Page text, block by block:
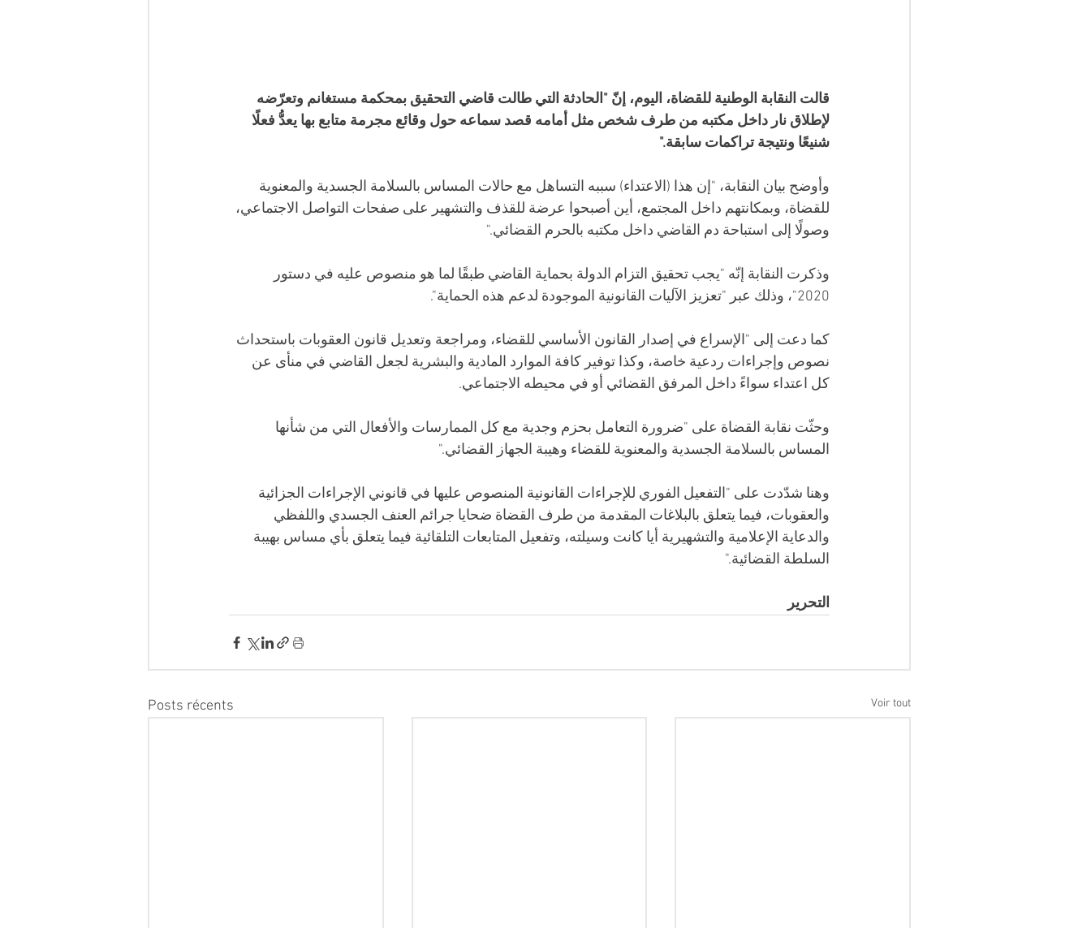
قالت النقابة الوطنية للقضاة، اليوم، إنّ "الحادثة التي طالت قاضي التحقيق بمحكمة مستغانم وتعرّضه
لإطلاق نار داخل مكتبه من طرف شخص مثل أمامه قصد سماعه حول وقائع مجرمة متابع بها يعدُّ فعلًا
شنيعًا ونتيجة تراكمات سابقة."
وأوضح بيان النقابة، "إن هذا (الاعتداء) سببه التساهل مع حالات المساس بالسلامة الجسدية والمعنوية
للقضاة، وبمكانتهم داخل المجتمع، أين أصبحوا عرضة للقذف والتشهير على صفحات التواصل الاجتماعي،
وصولًا إلى استباحة دم القاضي داخل مكتبه بالحرم القضائي."
وذكرت النقابة إنّه "يجب تحقيق التزام الدولة بحماية القاضي طبقًا لما هو منصوص عليه في دستور
2020"، وذلك عبر "تعزيز الآليات القانونية الموجودة لدعم هذه الحماية".
كما دعت إلى "الإسراع في إصدار القانون الأساسي للقضاء، ومراجعة وتعديل قانون العقوبات باستحداث
نصوص وإجراءات ردعية خاصة، وكذا توفير كافة الموارد المادية والبشرية لجعل القاضي في منأى عن
كل اعتداء سواءً داخل المرفق القضائي أو في محيطه الاجتماعي.
وحثّت نقابة القضاة على "ضرورة التعامل بحزم وجدية مع كل الممارسات والأفعال التي من شأنها
المساس بالسلامة الجسدية والمعنوية للقضاء وهيبة الجهاز القضائي."
وهنا شدّدت على "التفعيل الفوري للإجراءات القانونية المنصوص عليها في قانوني الإجراءات الجزائية
والعقوبات، فيما يتعلق بالبلاغات المقدمة من طرف القضاة ضحايا جرائم العنف الجسدي واللفظي
والدعاية الإعلامية والتشهيرية أيا كانت وسيلته، وتفعيل المتابعات التلقائية فيما يتعلق بأي مساس بهيبة
السلطة القضائية."
التحرير
Posts récents Voir tout